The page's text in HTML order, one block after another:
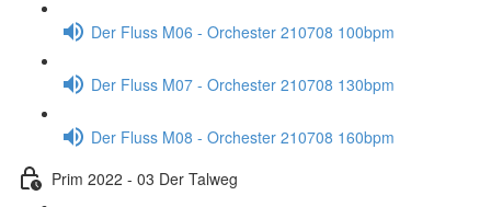
Der Fluss M06 - Orchester 210708 100bpm
Der Fluss M07 - Orchester 210708 130bpm
Der Fluss M08 - Orchester 210708 160bpm
Prim 2022 - 03 Der Talweg